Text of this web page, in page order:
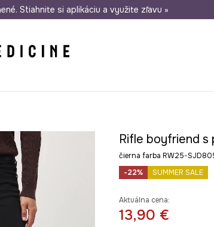
aj do 24 hodín 30 dní na vrátenie tovaru
Stiahnite si aplikáciu a využite zľavu »
Rifle boyfriend s
čierna farba RW25-
-22%
SUMMER SALE
Aktuálna cena:
13,90 €